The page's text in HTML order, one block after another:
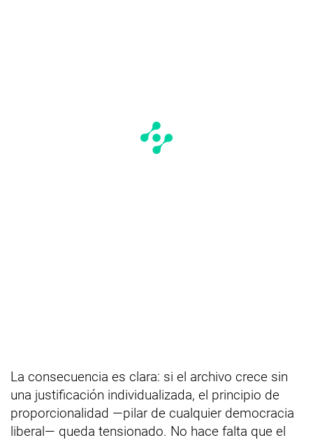
La consecuencia es clara: si el archivo crece sin
una justificación individualizada, el principio de
proporcionalidad —pilar de cualquier democracia
liberal— queda tensionado. No hace falta que el